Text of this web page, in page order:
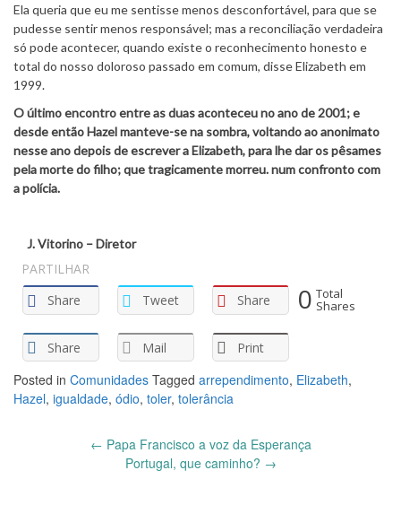
Ela queria que eu me sentisse menos desconfortável, para que se
pudesse sentir menos responsável; mas a reconciliação verdadeira
só pode acontecer, quando existe o reconhecimento honesto e
total do nosso doloroso passado em comum, disse Elizabeth em
1999.
O último encontro entre as duas aconteceu no ano de 2001; e
desde então Hazel manteve-se na sombra, voltando ao anonimato
nesse ano depois de escrever a Elizabeth, para lhe dar os pêsames
pela morte do filho; que tragicamente morreu. num confronto com
a polícia.
J. Vitorino – Diretor
PARTILHAR
Share
Tweet Share
Share Mail Print
0 Total
Shares
Posted in Comunidades Tagged arrependimento, Elizabeth,
Hazel, igualdade, ódio, toler, tolerância
← Papa Francisco a voz da Esperança
Portugal, que caminho? →